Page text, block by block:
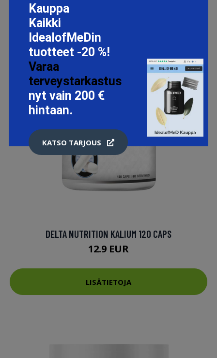
DELTA NUTRITION KALIUM 120 CAPS
12.9 EUR
LISÄTIETOJA
Kauppa
Kaikki
IdealofMeDin
tuotteet -20 %!
Varaa
terveystarkastus
nyt vain 200 €
hintaan.
KATSO TARJOUS